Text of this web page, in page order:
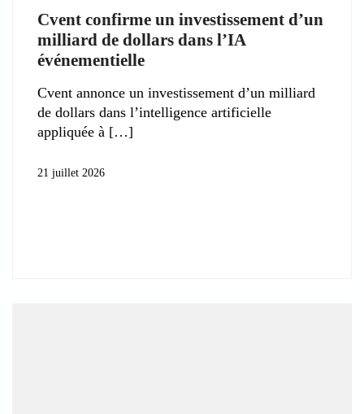
Cvent confirme un investissement d’un
milliard de dollars dans l’IA
événementielle
Cvent annonce un investissement d’un milliard
de dollars dans l’intelligence artificielle
appliquée à
21 juillet 2026